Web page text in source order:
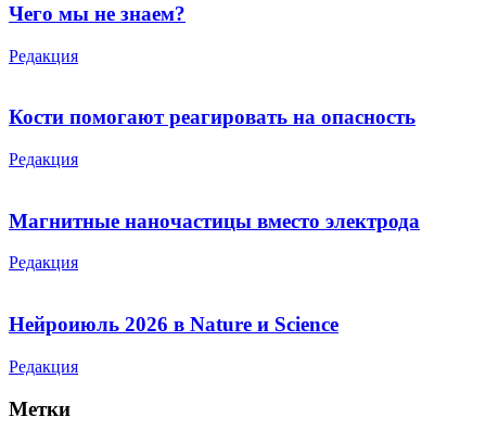
Чего мы не знаем?
Редакция
Кости помогают реагировать на опасность
Редакция
Магнитные наночастицы вместо электрода
Редакция
Нейроиюль 2026 в Nature и Science
Редакция
Метки